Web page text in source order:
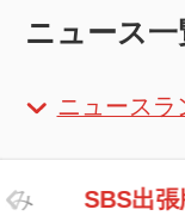
ニュース一
ニュースラ
み SBS出張